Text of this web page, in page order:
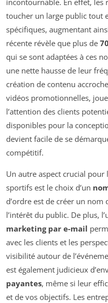
incontournable. En effet, les
toucher un large public tout
spécifiques, augmentant
récente révèle que plus de
qui se sont adaptées à ces
une nette hausse de leur
création de contenu
vidéos promotionnelles,
l’attention des clients
disponibles pour la
devient facile de se
compétitif.
Un autre aspect crucial pour
sportifs est le choix d’un
d’ordre est de créer un
l’intérêt du public. De plus,
marketing par e-mail
avec les clients et les
visibilité autour de
est également judicieux
payantes, même si leur
et de vos objectifs. Les